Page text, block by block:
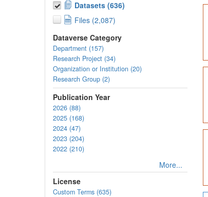
Datasets (636)
Files (2,087)
Dataverse Category
Department (157)
Research Project (34)
Organization or Institution (20)
Research Group (2)
Publication Year
2026 (88)
2025 (168)
2024 (47)
2023 (204)
2022 (210)
More...
License
Custom Terms (635)